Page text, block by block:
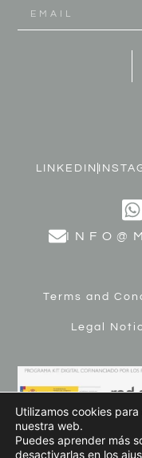
LINKEDIN
Terms and
Legal
Utilizamos cookies
nuestra web.
Puedes aprender más
desactivarlas en los